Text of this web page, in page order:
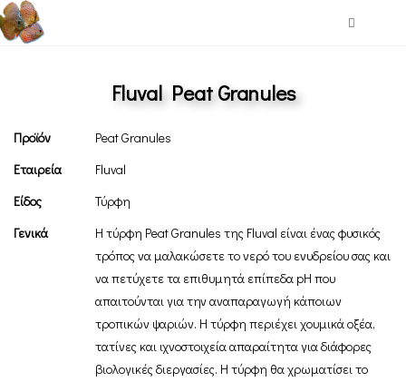
Fluval Peat Granules
Προϊόν
Peat Granules
Εταιρεία
Fluval
Είδος
Τύρφη
Γενικά
Η τύρφη Peat Granules της Fluval είναι ένας φυσικός
τρόπος να μαλακώσετε το νερό του ενυδρείου σας και
να πετύχετε τα επιθυμητά επίπεδα pH που
απαιτούνται για την αναπαραγωγή κάποιων
τροπικών ψαριών. Η τύρφη περιέχει χουμικά οξέα,
τατίνες και ιχνοστοιχεία απαραίτητα για διάφορες
βιολογικές διεργασίες. Η τύρφη θα χρωματίσει το